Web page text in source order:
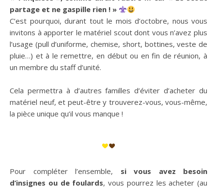
partage et ne gaspille rien ! »
C’est pourquoi, durant tout le mois d’octobre, nous vous
invitons à apporter le matériel scout dont vous n’avez plus
l’usage (pull d’uniforme, chemise, short, bottines, veste de
pluie…) et à le remettre, en début ou en fin de réunion, à
un membre du staff d’unité.
Cela permettra à d’autres familles d’éviter d’acheter du
matériel neuf, et peut-être y trouverez-vous, vous-même,
la pièce unique qu’il vous manque !
Pour compléter l’ensemble, si vous avez besoin
d’insignes ou de foulards, vous pourrez les acheter (au